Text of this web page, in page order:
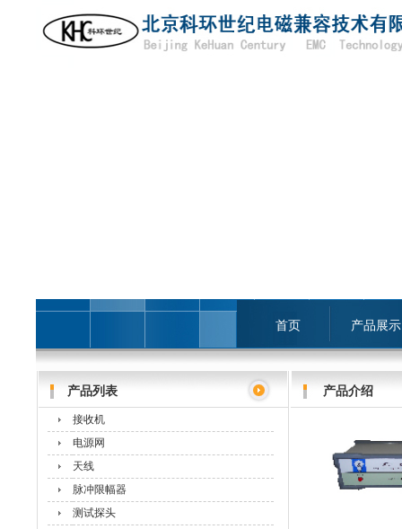
首页 产品展示
产品列表
接收机
电源网
天线
脉冲限幅器
测试探头
产品介绍